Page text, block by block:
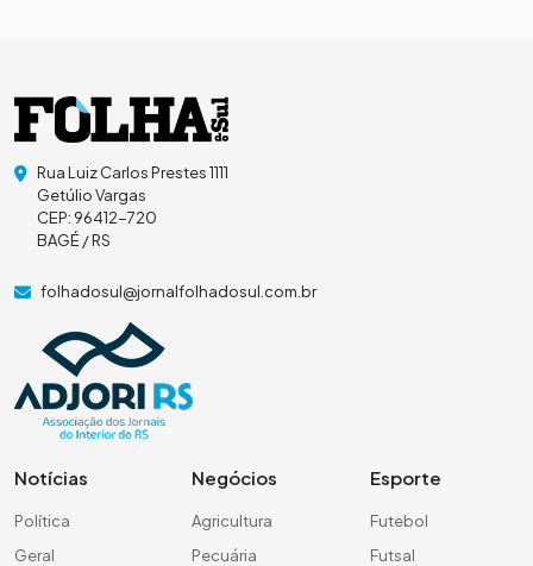
Rua Luiz Carlos Prestes 1111
Getúlio Vargas
CEP: 96412-720
BAGÉ / RS
folhadosul@jornalfolhadosul.com.br
Notícias
Política
Geral
Negócios
Agricultura
Pecuária
Esporte
Futebol
Futsal